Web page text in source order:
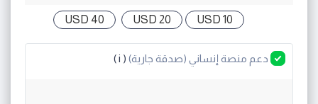
10 USD
20 USD
40 USD
دعم منصة إنساني (صدقة جارية) ( i )